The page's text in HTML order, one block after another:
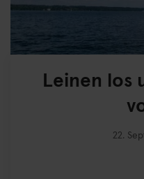
Leinen los
22.